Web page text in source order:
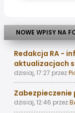
NOWE WPISY NA
Redakcja RA -
aktualizacjach
dzisiaj, 17:27 przez
Zabezpieczenie
dzisiaj, 12:46 przez